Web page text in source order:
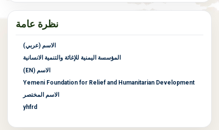
نظرة عامة
الاسم (عربي)
المؤسسة اليمنية للإغاثة والتنمية الانسانية
الاسم (EN)
Yemeni Foundation for Relief and Humanitarian Development
الاسم المختصر
yhfrd